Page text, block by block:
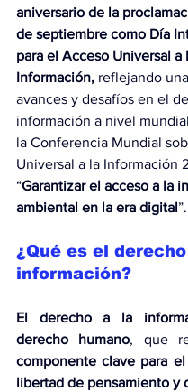
aniversario de la
de septiembre como Día
para el Acceso Universal a
Información, reflejando
avances y desafíos en el
información a nivel
la Conferencia Mundial
Universal a la Información
“Garantizar el acceso a la
ambiental en la era digital”.
¿Qué es el
información?
El derecho a la
derecho humano, que
componente clave para
libertad de pensamiento y